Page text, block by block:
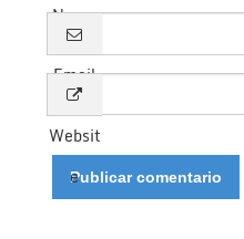
Name
Email
Websit
e